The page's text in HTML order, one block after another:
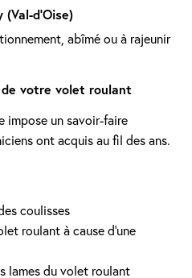
d'Oise)
abîmé ou à rajeunir
votre volet roulant
impose un savoir-faire
ont acquis au fil des ans.
coulisses
roulant à cause d'une
lames du volet roulant